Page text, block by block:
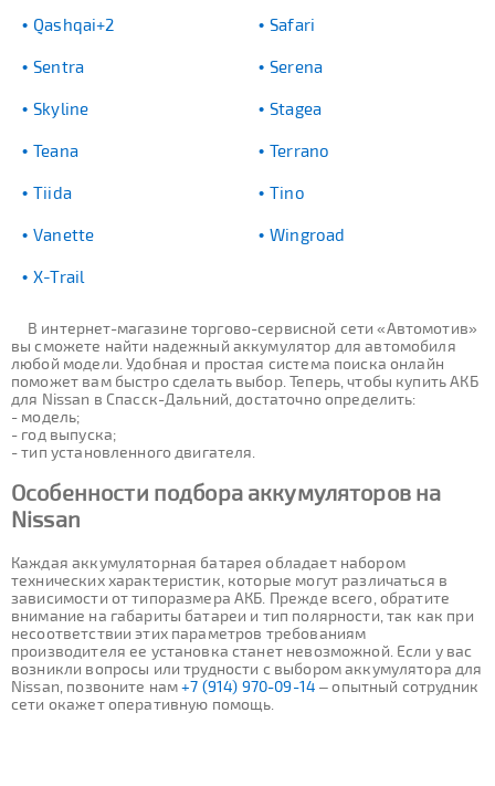
Qashqai+2 Safari
Sentra Serena
Skyline Stagea
Teana Terrano
Tiida Tino
Vanette Wingroad
X-Trail
В интернет-магазине торгово-сервисной сети «Автомотив»
вы сможете найти надежный аккумулятор для автомобиля
любой модели. Удобная и простая система поиска онлайн
поможет вам быстро сделать выбор. Теперь, чтобы купить АКБ
для Nissan в Спасск-Дальний, достаточно определить:
- модель;
- год выпуска;
- тип установленного двигателя.
Особенности подбора аккумуляторов на
Nissan
Каждая аккумуляторная батарея обладает набором
технических характеристик, которые могут различаться в
зависимости от типоразмера АКБ. Прежде всего, обратите
внимание на габариты батареи и тип полярности, так как при
несоответствии этих параметров требованиям
производителя ее установка станет невозможной. Если у вас
возникли вопросы или трудности с выбором аккумулятора для
Nissan, позвоните нам+7 (914) 970-09-14 – опытный сотрудник
сети окажет оперативную помощь.